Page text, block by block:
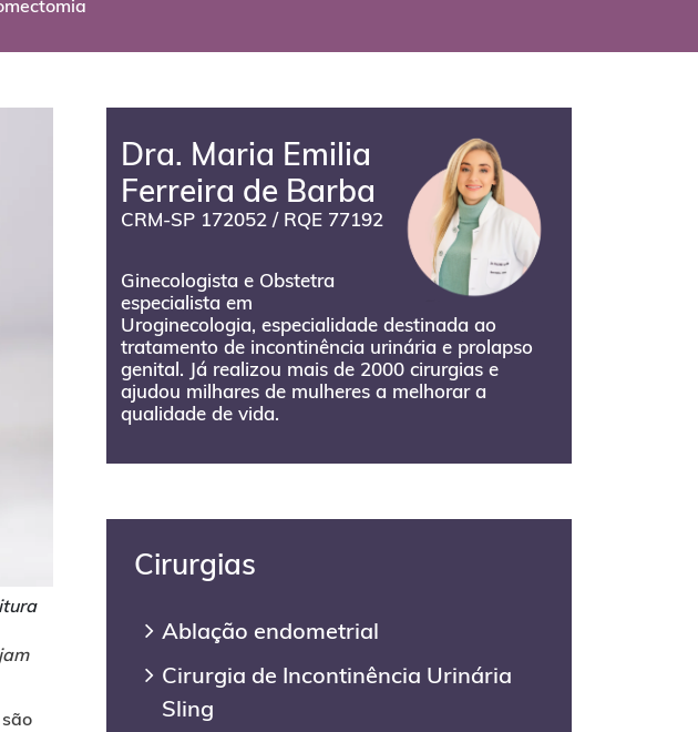
Dra. Maria Emilia
Ferreira de Barba
CRM-SP 172052 / RQE 77192
Ginecologista e Obstetra
especialista em
Uroginecologia, especialidade destinada ao
tratamento de incontinência urinária e prolapso
genital. Já realizou mais de 2000 cirurgias e
ajudou milhares de mulheres a melhorar a
qualidade de vida.
Cirurgias
Ablação endometrial
Cirurgia de Incontinência Urinária
Sling